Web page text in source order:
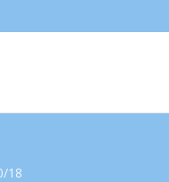
18